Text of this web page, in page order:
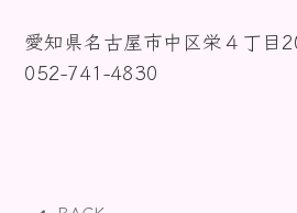
お知ら
愛知県名古屋市中区栄４丁目
052-741-4830